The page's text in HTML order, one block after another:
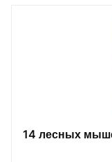
14 лесных